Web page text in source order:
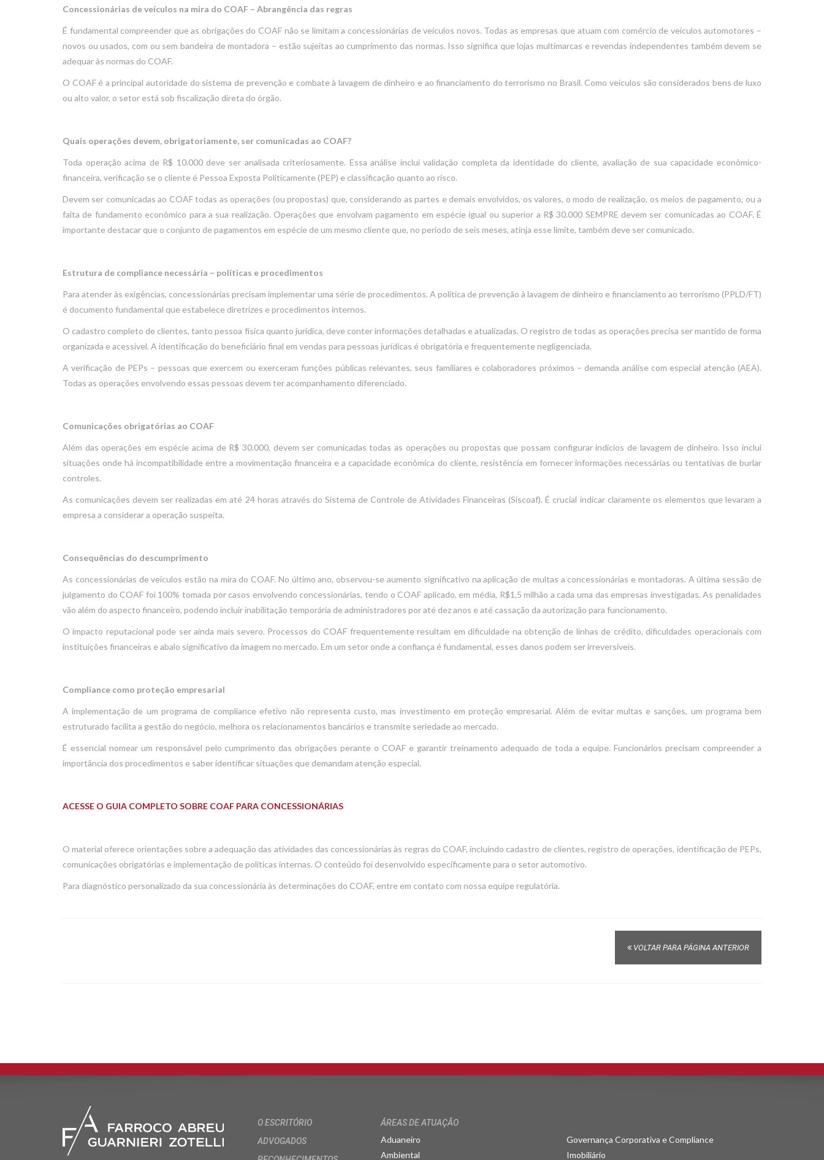
Concessionárias de veículos na mira do COAF – Abrangência das regras
É fundamental compreender que as obrigações do COAF não se limitam a concessionárias de veículos novos. Todas as empresas que atuam com comércio de veículos automotores –
novos ou usados, com ou sem bandeira de montadora – estão sujeitas ao cumprimento das normas. Isso significa que lojas multimarcas e revendas independentes também devem se
adequar às normas do COAF.
O COAF é a principal autoridade do sistema de prevenção e combate à lavagem de dinheiro e ao financiamento do terrorismo no Brasil. Como veículos são considerados bens de luxo
ou alto valor, o setor está sob fiscalização direta do órgão.
Quais operações devem, obrigatoriamente, ser comunicadas ao COAF?
Toda operação acima de R$ 10.000 deve ser analisada criteriosamente. Essa análise inclui validação completa da identidade do cliente, avaliação de sua capacidade econômico-
financeira, verificação se o cliente é Pessoa Exposta Politicamente (PEP) e classificação quanto ao risco.
Devem ser comunicadas ao COAF todas as operações (ou propostas) que, considerando as partes e demais envolvidos, os valores, o modo de realização, os meios de pagamento, ou a
falta de fundamento econômico para a sua realização. Operações que envolvam pagamento em espécie igual ou superior a R$ 30.000 SEMPRE devem ser comunicadas ao COAF. É
importante destacar que o conjunto de pagamentos em espécie de um mesmo cliente que, no período de seis meses, atinja esse limite, também deve ser comunicado.
Estrutura de compliance necessária – políticas e procedimentos
Para atender às exigências, concessionárias precisam implementar uma série de procedimentos. A política de prevenção à lavagem de dinheiro e financiamento ao terrorismo (PPLD/FT)
é documento fundamental que estabelece diretrizes e procedimentos internos.
O cadastro completo de clientes, tanto pessoa física quanto jurídica, deve conter informações detalhadas e atualizadas. O registro de todas as operações precisa ser mantido de forma
organizada e acessível. A identificação do beneficiário final em vendas para pessoas jurídicas é obrigatória e frequentemente negligenciada.
A verificação de PEPs – pessoas que exercem ou exerceram funções públicas relevantes, seus familiares e colaboradores próximos – demanda análise com especial atenção (AEA).
Todas as operações envolvendo essas pessoas devem ter acompanhamento diferenciado.
Comunicações obrigatórias ao COAF
Além das operações em espécie acima de R$ 30.000, devem ser comunicadas todas as operações ou propostas que possam configurar indícios de lavagem de dinheiro. Isso inclui
situações onde há incompatibilidade entre a movimentação financeira e a capacidade econômica do cliente, resistência em fornecer informações necessárias ou tentativas de burlar
controles.
As comunicações devem ser realizadas em até 24 horas através do Sistema de Controle de Atividades Financeiras (Siscoaf). É crucial indicar claramente os elementos que levaram a
empresa a considerar a operação suspeita.
Consequências do descumprimento
As concessionárias de veículos estão na mira do COAF. No último ano, observou-se aumento significativo na aplicação de multas a concessionárias e montadoras. A última sessão de
julgamento do COAF foi 100% tomada por casos envolvendo concessionárias, tendo o COAF aplicado, em média, R$1,5 milhão a cada uma das empresas investigadas. As penalidades
vão além do aspecto financeiro, podendo incluir inabilitação temporária de administradores por até dez anos e até cassação da autorização para funcionamento.
O impacto reputacional pode ser ainda mais severo. Processos do COAF frequentemente resultam em dificuldade na obtenção de linhas de crédito, dificuldades operacionais com
instituições financeiras e abalo significativo da imagem no mercado. Em um setor onde a confiança é fundamental, esses danos podem ser irreversíveis.
Compliance como proteção empresarial
A implementação de um programa de compliance efetivo não representa custo, mas investimento em proteção empresarial. Além de evitar multas e sanções, um programa bem
estruturado facilita a gestão do negócio, melhora os relacionamentos bancários e transmite seriedade ao mercado.
É essencial nomear um responsável pelo cumprimento das obrigações perante o COAF e garantir treinamento adequado de toda a equipe. Funcionários precisam compreender a
importância dos procedimentos e saber identificar situações que demandam atenção especial.
ACESSE O GUIA COMPLETO SOBRE COAF PARA CONCESSIONÁRIAS
O material oferece orientações sobre a adequação das atividades das concessionárias às regras do COAF, incluindo cadastro de clientes, registro de operações, identificação de PEPs,
comunicações obrigatórias e implementação de políticas internas. O conteúdo foi desenvolvido especificamente para o setor automotivo.
Para diagnóstico personalizado da sua concessionária às determinações do COAF, entre em contato com nossa equipe regulatória.
VOLTAR PARA PÁGINA ANTERIOR
O ESCRITÓRIO
ADVOGADOS
ÁREAS DE ATUAÇÃO
Aduaneiro
Ambiental
Governança Corporativa e Compliance
Imobiliário